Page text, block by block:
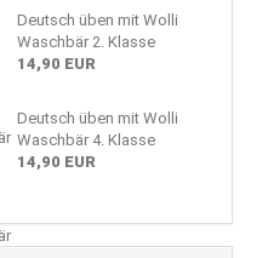
Deutsch üben mit Wolli
Waschbär 2. Klasse
14,90 EUR
Deutsch üben mit Wolli
Waschbär 4. Klasse
14,90 EUR